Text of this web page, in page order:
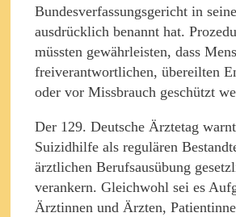
Bundesverfassungsgericht in
ausdrücklich benannt hat.
müssten gewährleisten, dass
freiverantwortlichen, übereilten
oder vor Missbrauch geschützt
Der 129. Deutsche Ärztetag
Suizidhilfe als regulären
ärztlichen Berufsausübung
verankern. Gleichwohl sei es
Ärztinnen und Ärzten,